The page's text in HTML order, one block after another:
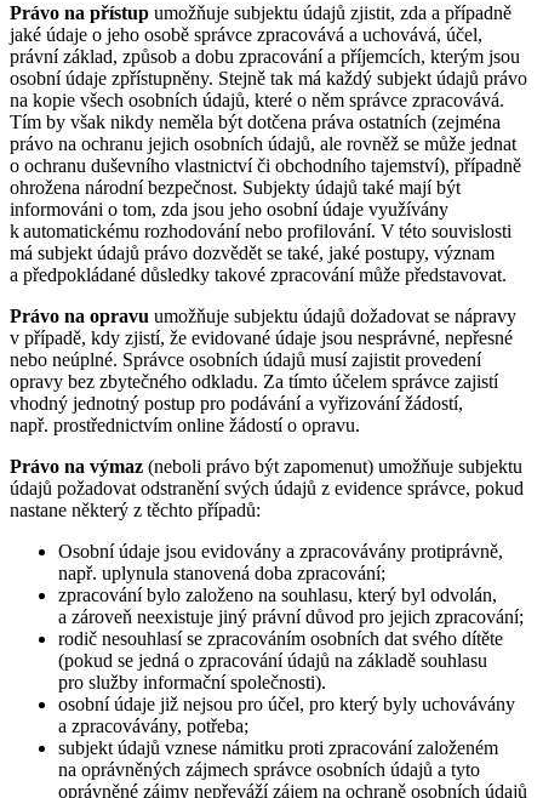
Právo na přístup umožňuje subjektu údajů zjistit, zda a případně
jaké údaje o jeho osobě správce zpracovává a uchovává, účel,
právní základ, způsob a dobu zpracování a příjemcích, kterým jsou
osobní údaje zpřístupněny. Stejně tak má každý subjekt údajů právo
na kopie všech osobních údajů, které o něm správce zpracovává.
Tím by však nikdy neměla být dotčena práva ostatních (zejména
právo na ochranu jejich osobních údajů, ale rovněž se může jednat
o ochranu duševního vlastnictví či obchodního tajemství), případně
ohrožena národní bezpečnost. Subjekty údajů také mají být
informováni o tom, zda jsou jeho osobní údaje využívány
k automatickému rozhodování nebo profilování. V této souvislosti
má subjekt údajů právo dozvědět se také, jaké postupy, význam
a předpokládané důsledky takové zpracování může představovat.
Právo na opravu umožňuje subjektu údajů dožadovat se nápravy
v případě, kdy zjistí, že evidované údaje jsou nesprávné, nepřesné
nebo neúplné. Správce osobních údajů musí zajistit provedení
opravy bez zbytečného odkladu. Za tímto účelem správce zajistí
vhodný jednotný postup pro podávání a vyřizování žádostí,
např. prostřednictvím online žádostí o opravu.
Právo na výmaz (neboli právo být zapomenut) umožňuje subjektu
údajů požadovat odstranění svých údajů z evidence správce, pokud
nastane některý z těchto případů:
Osobní údaje jsou evidovány a zpracovávány protiprávně,
např. uplynula stanovená doba zpracování;
zpracování bylo založeno na souhlasu, který byl odvolán,
a zároveň neexistuje jiný právní důvod pro jejich zpracování;
rodič nesouhlasí se zpracováním osobních dat svého dítěte
(pokud se jedná o zpracování údajů na základě souhlasu
pro služby informační společnosti).
osobní údaje již nejsou pro účel, pro který byly uchovávány
a zpracovávány, potřeba;
subjekt údajů vznese námitku proti zpracování založeném
na oprávněných zájmech správce osobních údajů a tyto
oprávněné zájmy nepřeváží zájem na ochraně osobních údajů